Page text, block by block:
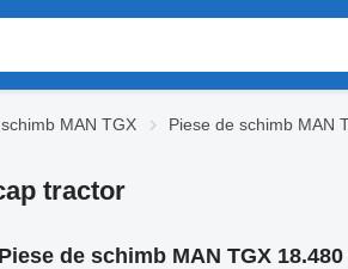
MAN TGX Piese de schimb MAN
tractor
Piese de schimb MAN TGX